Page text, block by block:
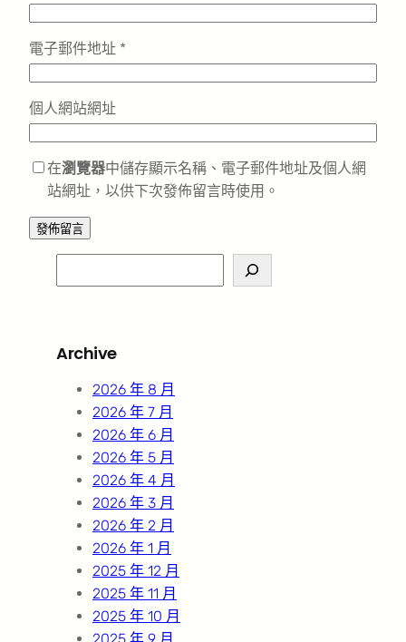
電子郵件地址 *
個人網站網址
在瀏覽器中儲存顯示名稱、電子郵件地址及個人網
站網址，以供下次發佈留言時使用。
e
c
Archive
2026 年 8 月
2026 年 7 月
2026 年 6 月
2026 年 5 月
2026 年 4 月
2026 年 3 月
2026 年 2 月
2026 年 1 月
2025 年 12 月
2025 年 11 月
2025 年 10 月